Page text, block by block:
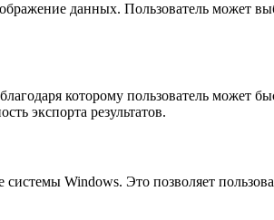
данных. Пользователь может
которому пользователь может
экспорта результатов.
Windows. Это позволяет